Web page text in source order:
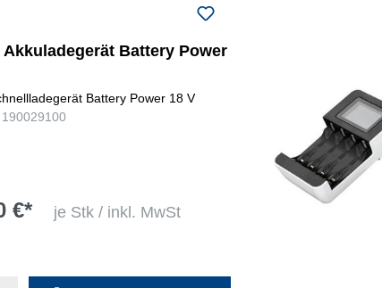
Akkuladegerät Battery Power
Battery Power 18 V
€* je Stk / inkl. MwSt